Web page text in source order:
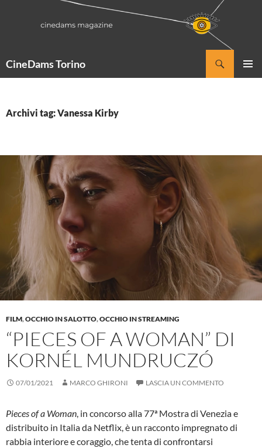
CineDams Torino
Archivi tag: Vanessa Kirby
FILM,OCCHIO IN SALOTTO,OCCHIO IN STREAMING
“PIECES OF A WOMAN” DI
KORNÉL MUNDRUCZÓ
07/01/2021 MARCO GHIRONI LASCIA UN COMMENTO
Pieces of a Woman, in concorso alla 77ª Mostra di Venezia e
distribuito in Italia da Netflix, è un racconto impregnato di
rabbia interiore e coraggio, che tenta di confrontarsi